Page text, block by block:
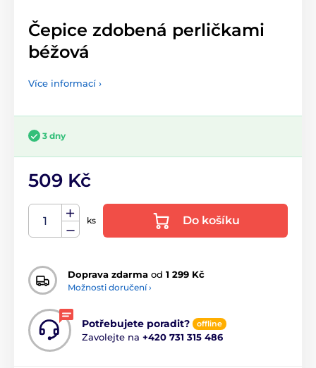
Čepice zdobená perličkami
béžová
Více informací ›
3 dny
509 Kč
ks Do košíku
Doprava zdarma od 1 299 Kč
Možnosti doručení ›
Potřebujete poradit? offline
Zavolejte na +420 731 315 486